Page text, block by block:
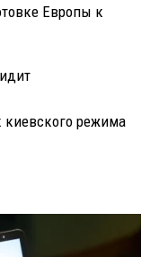
Европы к
киевского режима